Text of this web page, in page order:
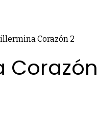
Corazón 2
Corazón